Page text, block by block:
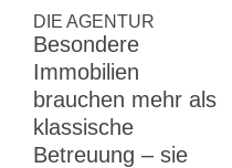
DIE AGENTUR
Besondere
Immobilien
brauchen mehr als
klassische
Betreuung – sie